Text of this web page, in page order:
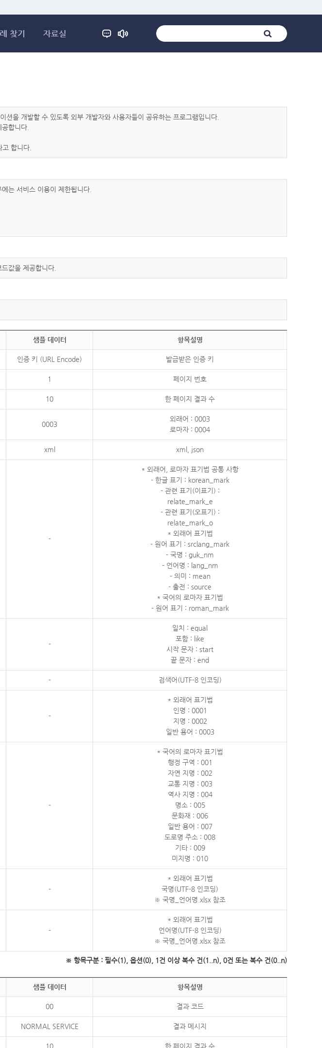
찾기 자료실
을 개발할 수 있도록 외부 개발자와 사용자들이 공유하는 프로그램입니다.
합니다.
합니다.
는 서비스 이용이 제한됩니다.
값을 제공합니다.
샘플 데이터 항목설명
인증 키 (URL Encode) 발급받은 인증 키
1 페이지 번호
10 한 페이지 결과 수
0003
외래어 : 0003
로마자 : 0004
xml xml, json
-
* 외래어, 로마자 표기법 공통 사항
- 한글 표기 : korean_mark
- 관련 표기(이표기) :
relate_mark_e
- 관련 표기(오표기) :
relate_mark_o
* 외래어 표기법
- 원어 표기 : srclang_mark
- 국명 : guk_nm
- 언어명 : lang_nm
- 의미 : mean
- 출전 : source
* 국어의 로마자 표기법
- 원어 표기 : roman_mark
-
일치 : equal
포함 : like
시작 문자 : start
끝 문자 : end
- 검색어(UTF-8 인코딩)
-
* 외래어 표기법
인명 : 0001
지명 : 0002
일반 용어 : 0003
-
* 국어의 로마자 표기법
행정 구역 : 001
자연 지명 : 002
교통 지명 : 003
역사 지명 : 004
명소 : 005
문화재 : 006
일반 용어 : 007
도로명 주소 : 008
기타 : 009
미지명 : 010
-
* 외래어 표기법
국명(UTF-8 인코딩)
※ 국명_언어명.xlsx 참조
-
* 외래어 표기법
언어명(UTF-8 인코딩)
※ 국명_언어명.xlsx 참조
※ 항목구분 : 필수(1), 옵션(0), 1건 이상 복수 건(1..n), 0건 또는 복수 건(0..n)
샘플 데이터 항목설명
00 결과 코드
NORMAL SERVICE 결과 메시지
10 한 페이지 결과 수